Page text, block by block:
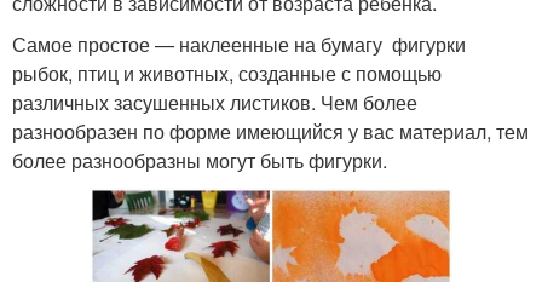
Самое простое — наклеенные на бумагу фигурки
рыбок, птиц и животных, созданные с помощью
различных засушенных листиков. Чем более
разнообразен по форме имеющийся у вас материал, тем
более разнообразны могут быть фигурки.